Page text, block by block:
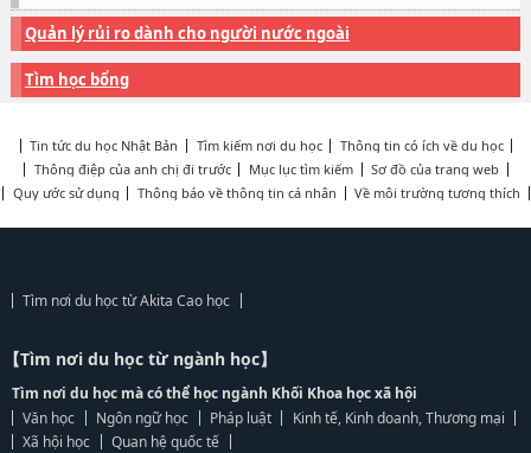
Quản lý rủi ro dành cho người nước ngoài
Tìm học bổng
Tin tức du học Nhật Bản Tìm kiếm nơi du học
Thông tin có ích về du học
Thông điệp của anh chị đi trước
Mục lục tìm kiếm
Sơ đồ của trang web
Quy ước sử dụng
Thông báo về thông tin cá nhân Về môi trường tương thích
Tìm nơi du học từ Akita Cao học
【Tìm nơi du học từ ngành học】
Tìm nơi du học mà có thể học ngành Khối Khoa học xã hội
Văn học
Ngôn ngữ học Pháp luật
Kinh tế, Kinh doanh, Thương mại
Xã hội học
Quan hệ quốc tế